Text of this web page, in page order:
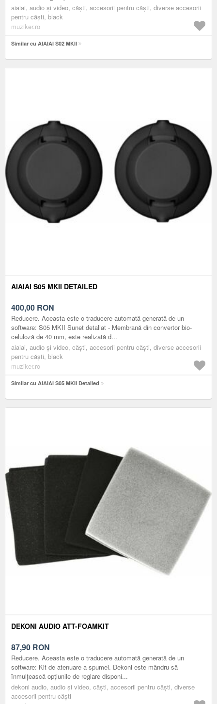
aiaiai, audio și video, căști, accesorii pentru căști, diverse accesorii
pentru căşti, black
muziker.ro
Similar cu AIAIAI S02 MKII
AIAIAI S05 MKII DETAILED
400,00 RON
Reducere. Aceasta este o traducere automată generată de un
software: S05 MKII Sunet detaliat - Membrană din convertor bio-
celuloză de 40 mm, este realizată d...
aiaiai, audio și video, căști, accesorii pentru căști, diverse accesorii
pentru căşti, black
muziker.ro
Similar cu AIAIAI S05 MKII Detailed
DEKONI AUDIO ATT-FOAMKIT
87,90 RON
Reducere. Aceasta este o traducere automată generată de un
software: Kit de atenuare a spumei. Dekoni este mândru să
înmulțească opțiunile de reglare disponi...
dekoni audio, audio și video, căști, accesorii pentru căști, diverse
accesorii pentru căşti